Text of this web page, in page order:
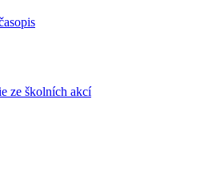
ze školních akcí